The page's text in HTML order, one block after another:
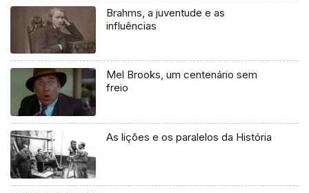
Brahms, a juventude e as
influências
Mel Brooks, um centenário sem
freio
As lições e os paralelos da História